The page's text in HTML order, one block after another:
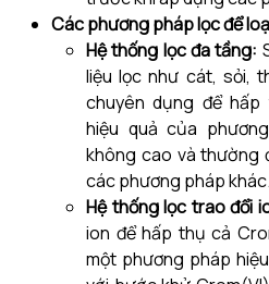
Các phương pháp lọc để
Hệ thống lọc đa tầng:
liệu lọc như cát, sỏi,
chuyên dụng để hấp
hiệu quả của
không cao và thường
các phương pháp khác.
Hệ thống lọc trao đổi
ion để hấp thụ cả
một phương pháp